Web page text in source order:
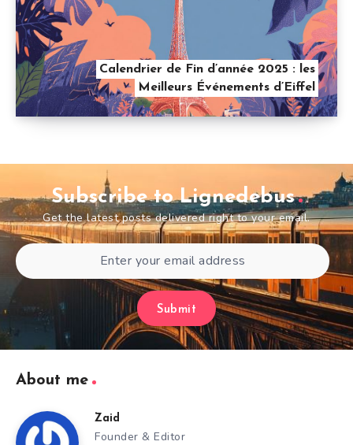
Calendrier de Fin d’année 2025 : les
Meilleurs Événements d’Eiffel
Subscribe to Lignedebus
Get the latest posts delivered right to your email.
Submit
About me
Zaid
Founder & Editor